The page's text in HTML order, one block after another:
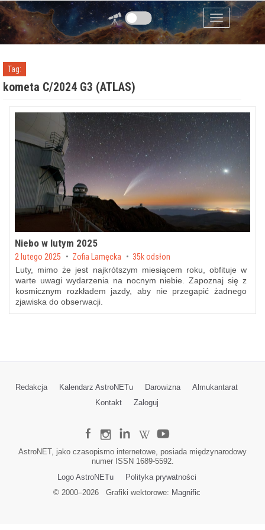
Przejdź do zawartości
Menu
Tag:
kometa C/2024 G3 (ATLAS)
Niebo w lutym 2025
Posted on
2 lutego 2025 by Zofia Lamęcka 35k odsłon
Luty, mimo że jest najkrótszym miesiącem roku, obfituje w
warte uwagi wydarzenia na nocnym niebie. Zapoznaj się z
kosmicznym rozkładem jazdy, aby nie przegapić żadnego
zjawiska do obserwacji.
Redakcja Kalendarz AstroNETu Darowizna
Almukantarat
Kontakt
Zaloguj
AstroNET, jako czasopismo internetowe, posiada międzynarodowy
numer ISSN 1689-5592.
Logo AstroNETu
Polityka prywatności
© 2000–2026Grafiki wektorowe: Magnific